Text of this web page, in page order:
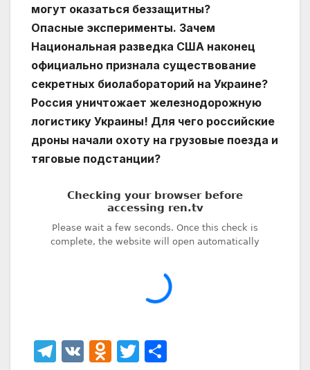
могут оказаться беззащитны?
Опасные эксперименты. Зачем
Национальная разведка США наконец
официально признала существование
секретных биолабораторий на Украине?
Россия уничтожает железнодорожную
логистику Украины! Для чего российские
дроны начали охоту на грузовые поезда и
тяговые подстанции?
T
V
O T